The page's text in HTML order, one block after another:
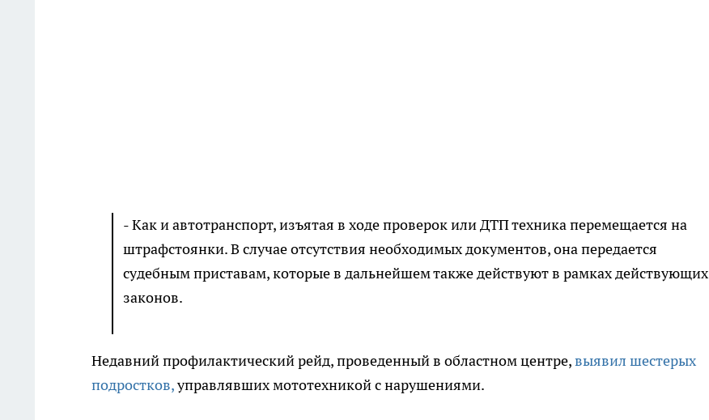
- Как и автотранспорт, изъятая в ходе проверок или ДТП техника перемещается на
штрафстоянки. В случае отсутствия необходимых документов, она передается
судебным приставам, которые в дальнейшем также действуют в рамках действующих
законов.
Недавний профилактический рейд, проведенный в областном центре,выявил шестерых
подростков,управлявших мототехникой с нарушениями.